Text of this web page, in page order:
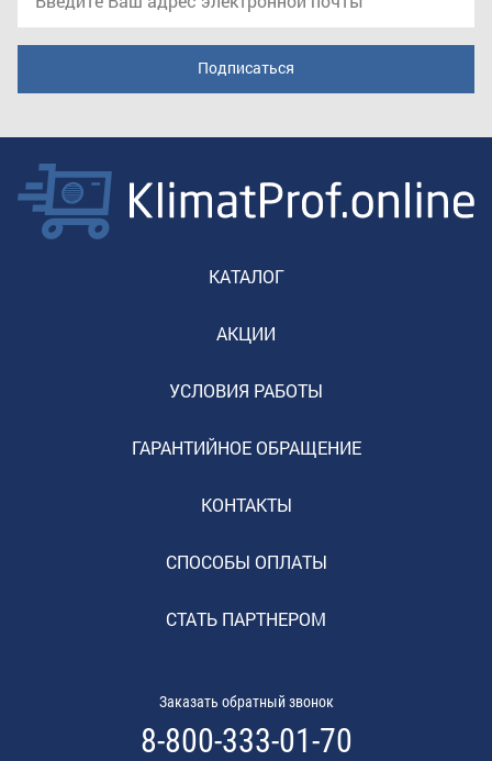
КАТАЛОГ
АКЦИИ
УСЛОВИЯ РАБОТЫ
ГАРАНТИЙНОЕ ОБРАЩЕНИЕ
КОНТАКТЫ
СПОСОБЫ ОПЛАТЫ
СТАТЬ ПАРТНЕРОМ
Заказать обратный звонок
8-800-333-01-70